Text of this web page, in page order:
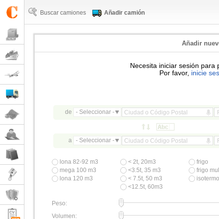
Buscar camiones Añadir camión
Añadir
Necesita iniciar sesión para
Por favor, inicie
de - Seleccionar -
a - Seleccionar -
lona 82-92 m3
mega 100 m3
lona 120 m3
< 2t, 20m3
<3.5t, 35 m3
< 7.5t, 50 m3
<12.5t, 60m3
frigo
frigo
isotermo
Peso:
Volumen: